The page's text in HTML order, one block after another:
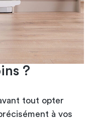
?
tout opter
à vos